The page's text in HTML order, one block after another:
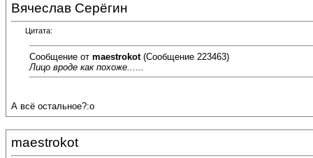
Вячеслав Серёгин
Цитата:
Сообщение от maestrokot(Сообщение 223463)
Лицо вроде как похоже......
А всё остальное?:o
maestrokot